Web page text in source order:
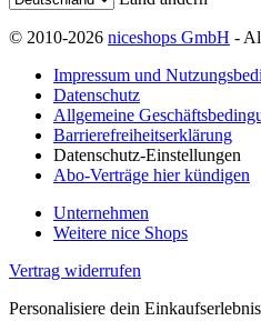
© 2010-2026 niceshops GmbH -
Impressum und
Datenschutz
Allgemeine
Barrierefreiheitserklärung
Datenschutz-Einstellungen
Abo-Verträge hier kündigen
Unternehmen
Weitere nice Shops
Vertrag widerrufen
Personalisiere dein Einkaufserlebnis